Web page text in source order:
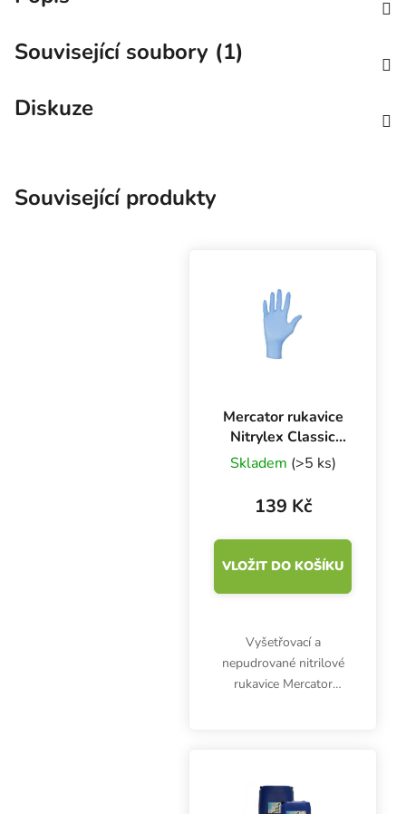
Související soubory (1)
Diskuze
Související produkty
Mercator rukavice
Nitrylex Classic
BLUE XL, 100 ks
Skladem (>5 ks)
139 Kč
VLOŽIT DO KOŠÍKU
Vyšetřovací a
nepudrované nitrilové
rukavice Mercator
třídy a prostředek
individuální ochrany...